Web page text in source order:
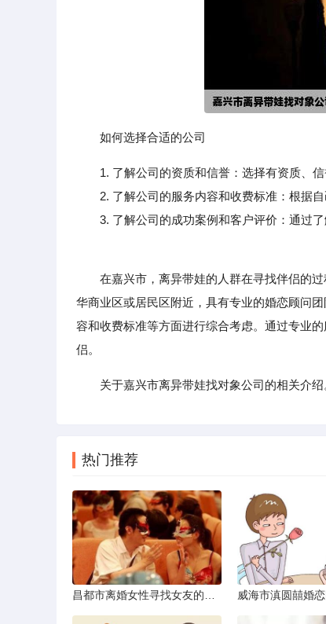
如何选择合适的公司
1. 了解公司的资质和信誉：选择有资质、
2. 了解公司的服务内容和收费标准：根据自
3. 了解公司的成功案例和客户评价：通过了
在嘉兴市，离异带娃的人群在寻找伴侣的过
华商业区或居民区附近，具有专业的婚恋顾问
容和收费标准等方面进行综合考虑。通过专业
侣。
关于嘉兴市离异带娃找对象公司的相关介
热门推荐